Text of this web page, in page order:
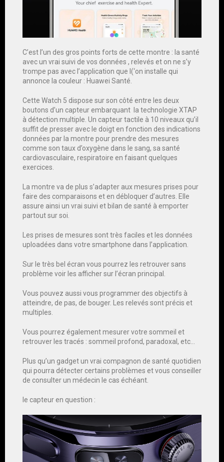
C’est l’un des gros points forts de cette montre : la santé
avec un vrai suivi de vos données , relevés et on ne s’y
trompe pas avec l’application que l(‘on installe qui
annonce la couleur : Huawei Santé.
Cette Watch 5 dispose sur son côté entre les deux
boutons d’un capteur embarquant la technologie XTAP
à détection multiple. Un capteur tactile à 10 niveaux qu’il
suffit de presser avec le doigt en fonction des indications
données par la montre pour prendre des mesures
comme son taux d’oxygène dans le sang, sa santé
cardiovasculaire, respiratoire en faisant quelques
exercices.
La montre va de plus s’adapter aux mesures prises pour
faire des comparaisons et en débloquer d’autres. Elle
assure ainsi un vrai suivi et bilan de santé à emporter
partout sur soi.
Les prises de mesures sont très faciles et les données
uploadées dans votre smartphone dans l’application.
Sur le très bel écran vous pourrez les retrouver sans
problème voir les afficher sur l’écran principal.
Vous pouvez aussi vous programmer des objectifs à
atteindre, de pas, de bouger. Les relevés sont précis et
multiples.
Vous pourrez également mesurer votre sommeil et
retrouver les tracés : sommeil profond, paradoxal, etc…
Plus qu’un gadget un vrai compagnon de santé quotidien
qui pourra détecter certains problèmes et vous conseiller
de consulter un médecin le cas échéant.
le capteur en question :